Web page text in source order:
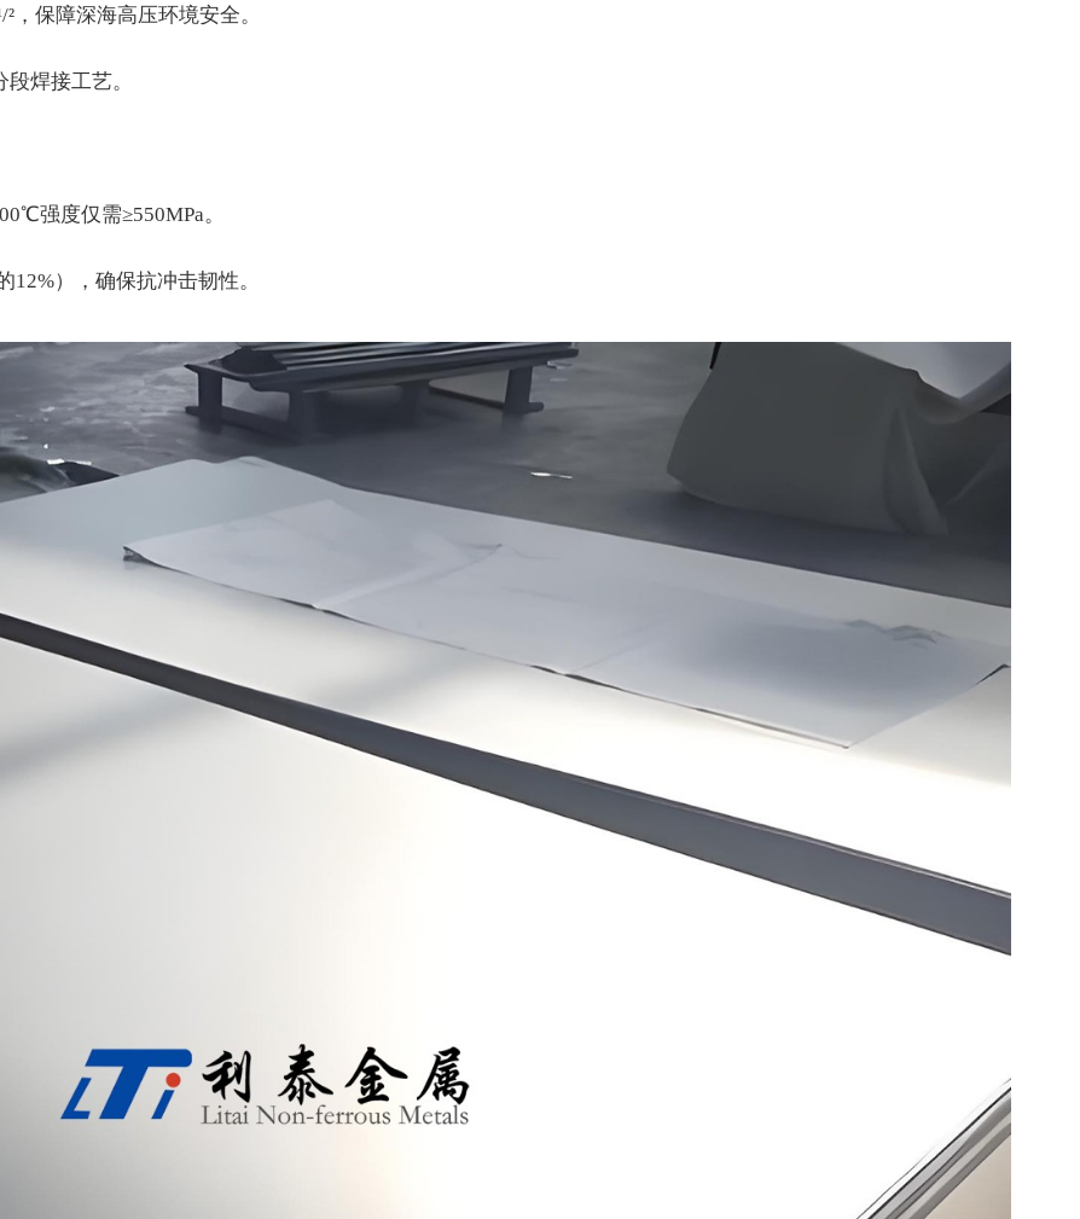
²，保障深海高压环境安全。
焊接工艺。
强度仅需≥550MPa。
），确保抗冲击韧性。